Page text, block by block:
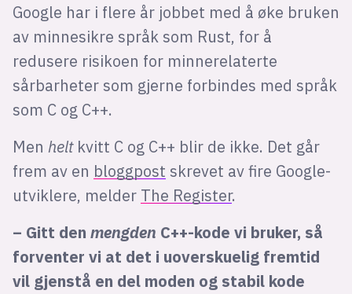
Google har i flere år jobbet med å øke bruken
av minnesikre språk som Rust, for å
redusere risikoen for minnerelaterte
sårbarheter som gjerne forbindes med språk
som C og C++.
Men heltkvitt C og C++ blir de ikke. Det går
frem av en bloggpost skrevet av fire Google-
utviklere, melder The Register.
– Gitt den mengden C++-kode vi bruker, så
forventer vi at det i uoverskuelig fremtid
vil gjenstå en del moden og stabil kode